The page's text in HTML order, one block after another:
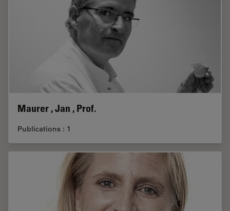
Maurer , Jan , Prof.
Publications : 1